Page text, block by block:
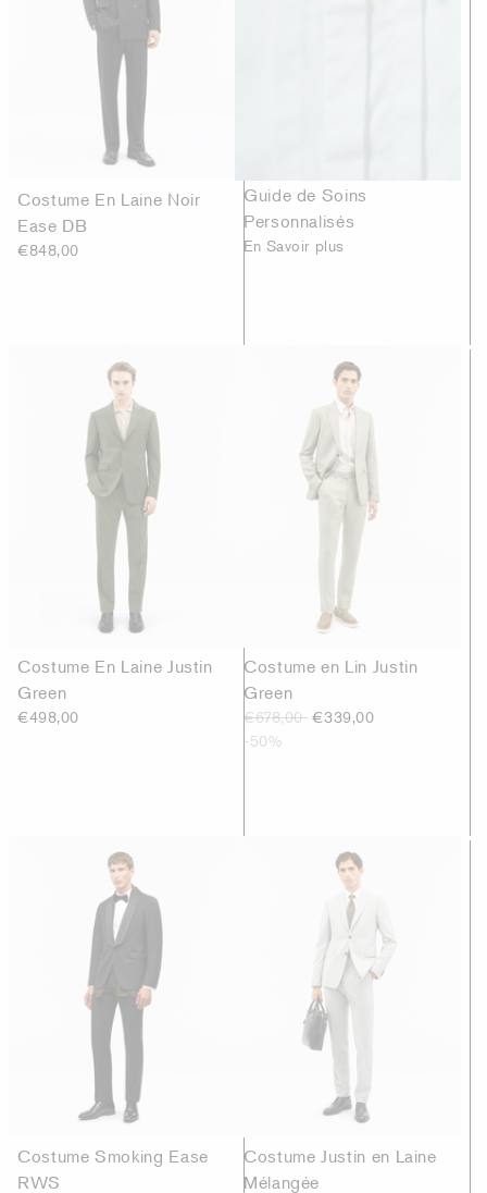
Costume En Laine Noir
Ease DB
€848,00
Guide de Soins
Personnalisés
En Savoir plus
Costume En Laine Justin
Green
€498,00
Costume en Lin Justin
Green
€678,00 €339,00
-50%
Costume Smoking Ease
RWS
Costume Justin en Laine
Mélangée